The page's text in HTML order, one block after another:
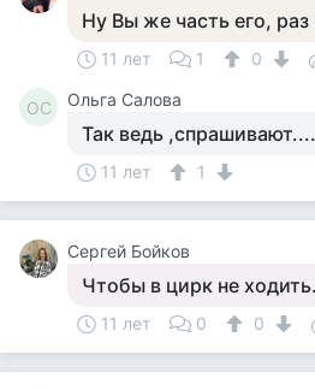
Ну Вы же часть его, раз
11 лет 1 0
ОС Ольга Салова
Так ведь
11 лет 1
Сергей Бойков
Чтобы в цирк не ходить.
11 лет 0 0